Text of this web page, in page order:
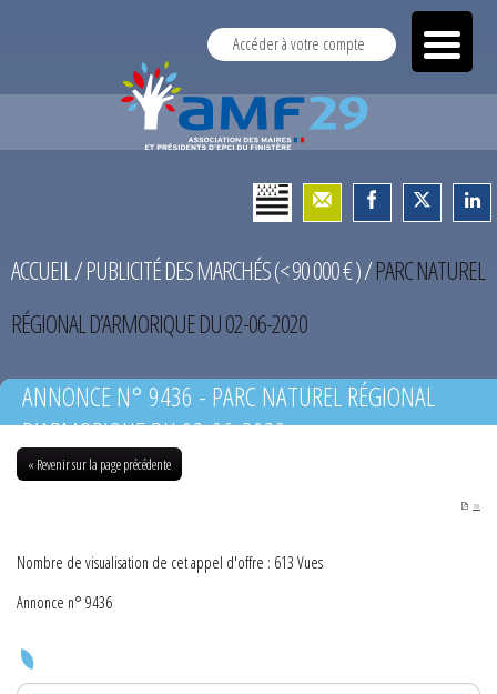
Accéder à votre compte
ACCUEIL/PUBLICITÉ DES MARCHÉS (< 90 000 € )/PARC NATUREL
RÉGIONAL D’ARMORIQUE DU 02-06-2020
ANNONCE N° 9436 - PARC NATUREL RÉGIONAL
D’ARMORIQUE DU 02-06-2020
« Revenir sur la page précédente
PDF
Nombre de visualisation de cet appel d'offre : 613 Vues
Annonce n° 9436